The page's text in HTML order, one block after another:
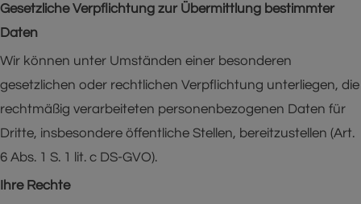
Gesetzliche Verpflichtung zur Übermittlung bestimmter
Daten
Wir können unter Umständen einer besonderen
gesetzlichen oder rechtlichen Verpflichtung unterliegen, die
rechtmäßig verarbeiteten personenbezogenen Daten für
Dritte, insbesondere öffentliche Stellen, bereitzustellen (Art.
6 Abs. 1 S. 1 lit. c DS-GVO).
Ihre Rechte